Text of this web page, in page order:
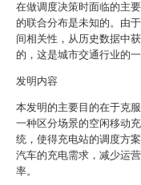
在做调度决策时面临的主
的联合分布是未知的。由
间相关性，从历史数据中
的，这是城市交通行业的一
发明内容
本发明的主要目的在于克
一种区分场景的空闲移动
统，使得充电站的调度方
汽车的充电需求，减少运
率。